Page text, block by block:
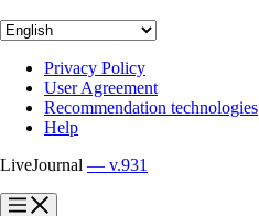
Privacy Policy
User Agreement
Recommendation technologies
Help
LiveJournal — v.931
?
?